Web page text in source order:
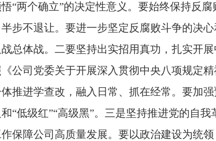
“两个确立”的决定性意义。要始终保持反
步不退让。要进一步坚定反腐败斗争的决
总体战。二要坚持出实招用真功，扎实开
公司党委关于开展深入贯彻中央八项规定
推进学查改，融入日常、抓在经常。要加
“低级红”“高级黑”。三是坚持推进党的自
保障公司高质量发展。要以政治建设为统